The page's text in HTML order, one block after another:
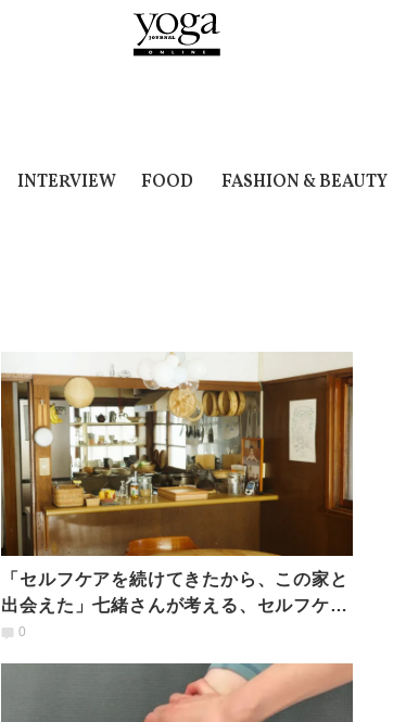
INTERVIEW FOOD FASHION & BEAUTY
「セルフケアを続けてきたから、この家と
出会えた」七緒さんが考える、セルフケア
と理想の暮らし
0